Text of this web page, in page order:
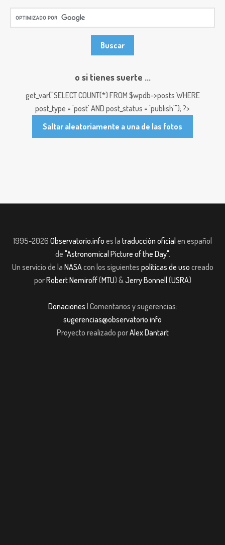
o si tienes suerte ...
get_var("SELECT COUNT(*) FROM $wpdb->posts WHERE
post_type = 'post' AND post_status = 'publish'"); ?>
Saltar aleatoriamente a una de las fotos
1995-2026 Observatorio.info es la traducción oficial en español
de "Astronomical Picture of the Day".
Un servicio de la NASAcon los siguientes políticas de uso creado
porRobert Nemiroff(MTU) &Jerry Bonnell (USRA)
Donaciones | Comentarios y sugerencias:
sugerencias@observatorio.info
Proyecto realizado porAlex Dantart